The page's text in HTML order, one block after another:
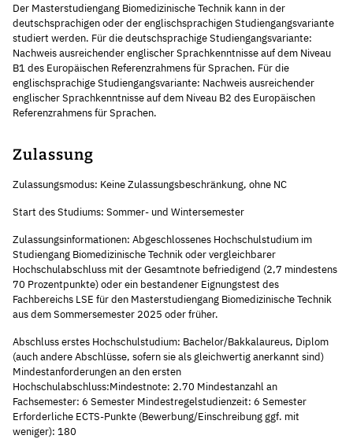
Der Masterstudiengang Biomedizinische Technik kann in der
deutschsprachigen oder der englischsprachigen Studiengangsvariante
studiert werden. Für die deutschsprachige Studiengangsvariante:
Nachweis ausreichender englischer Sprachkenntnisse auf dem Niveau
B1 des Europäischen Referenzrahmens für Sprachen. Für die
englischsprachige Studiengangsvariante: Nachweis ausreichender
englischer Sprachkenntnisse auf dem Niveau B2 des Europäischen
Referenzrahmens für Sprachen.
Zulassung
Zulassungsmodus: Keine Zulassungsbeschränkung, ohne NC
Start des Studiums: Sommer- und Wintersemester
Zulassungsinformationen: Abgeschlossenes Hochschulstudium im
Studiengang Biomedizinische Technik oder vergleichbarer
Hochschulabschluss mit der Gesamtnote befriedigend (2,7 mindestens
70 Prozentpunkte) oder ein bestandener Eignungstest des
Fachbereichs LSE für den Masterstudiengang Biomedizinische Technik
aus dem Sommersemester 2025 oder früher.
Abschluss erstes Hochschulstudium: Bachelor/Bakkalaureus, Diplom
(auch andere Abschlüsse, sofern sie als gleichwertig anerkannt sind)
Mindestanforderungen an den ersten
Hochschulabschluss:Mindestnote: 2.70 Mindestanzahl an
Fachsemester: 6 Semester Mindestregelstudienzeit: 6 Semester
Erforderliche ECTS-Punkte (Bewerbung/Einschreibung ggf. mit
weniger): 180